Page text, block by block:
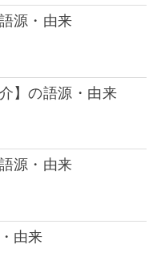
源・由来
】の語源・由来
源・由来
由来